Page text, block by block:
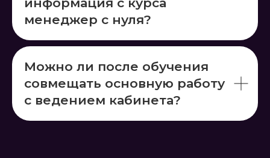
менеджер с нуля?
Можно ли после обучения
совмещать основную работу
с ведением кабинета?